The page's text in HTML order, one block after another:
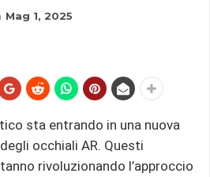
Mag 1, 2025
sta entrando in una nuova
occhiali AR. Questi
rivoluzionando l’approccio